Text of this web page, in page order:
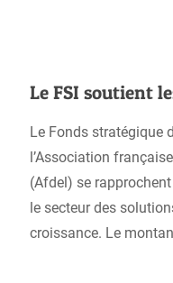
Le FSI soutient
Le Fonds stratégique
l’Association
(Afdel) se
le secteur des
croissance. Le